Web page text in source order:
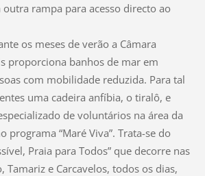
rampa para acesso directo ao
os meses de verão a Câmara
proporciona banhos de mar em
com mobilidade reduzida. Para tal
uma cadeira anfíbia, o tiralô, e
de voluntários na área da
programa “Maré Viva”. Trata-se do
Praia para Todos” que decorre nas
Tamariz e Carcavelos, todos os dias,